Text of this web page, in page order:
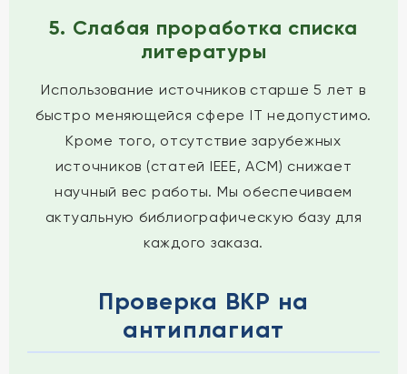
5. Слабая проработка списка
литературы
Использование источников старше 5 лет в
быстро меняющейся сфере IT недопустимо.
Кроме того, отсутствие зарубежных
источников (статей IEEE, ACM) снижает
научный вес работы. Мы обеспечиваем
актуальную библиографическую базу для
каждого заказа.
Проверка ВКР на
антиплагиат